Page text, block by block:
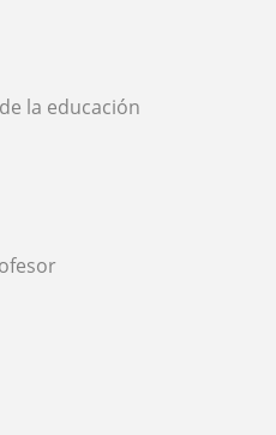
la educación